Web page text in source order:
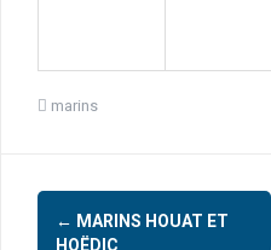
marins
N← MARINS HOUAT ET
HOËDIC